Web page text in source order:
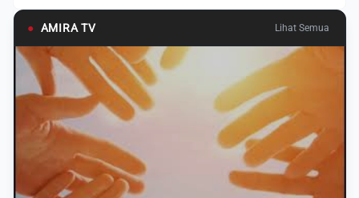
● AMIRA TV Lihat Semua